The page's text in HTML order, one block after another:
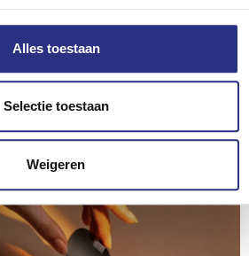
Alles toestaan
Selectie toestaan
Weigeren
Meer nieuws